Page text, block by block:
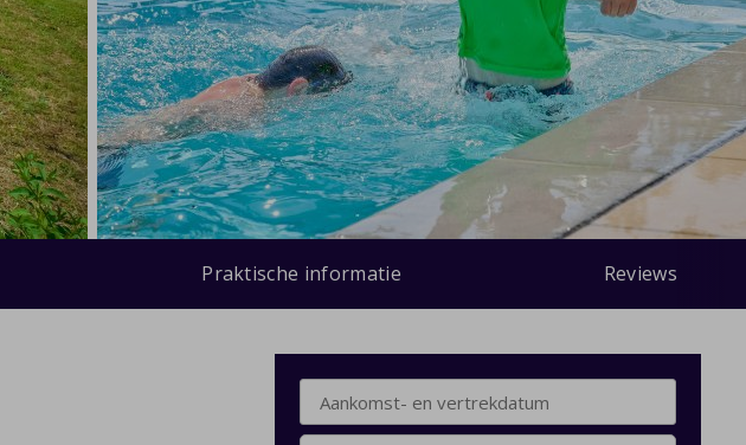
Praktische informatie Reviews